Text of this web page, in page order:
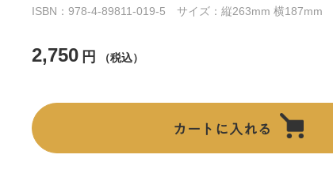
ISBN：978-4-89811-019-5 サイズ：縦263mm 横187mm
2,750 円 （税込）
カートに入れる